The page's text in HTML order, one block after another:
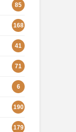
85
168
41
71
6
190
179